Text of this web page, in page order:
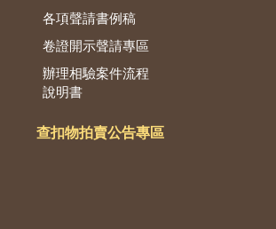
各項聲請書例稿
卷證開示聲請專區
辦理相驗案件流程
說明書
查扣物拍賣公告專區